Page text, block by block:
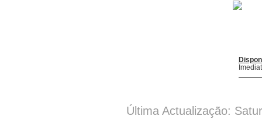
Última Actualização: